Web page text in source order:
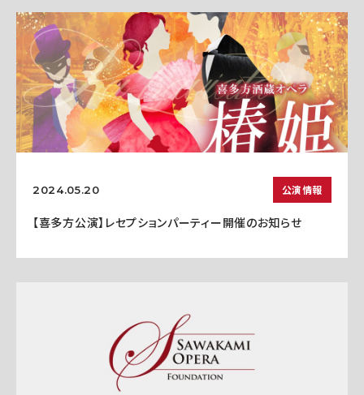
2024.05.20 公演情報
【喜多方公演】レセプションパーティー開催のお知らせ